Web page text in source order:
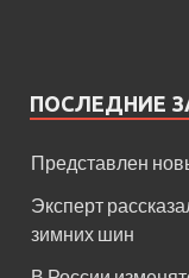
ПОСЛЕДНИЕ
Представлен
Эксперт
зимних шин